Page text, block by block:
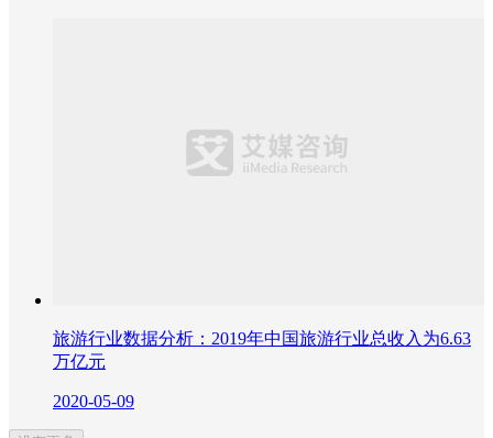
旅游行业数据分析：2019年中国旅游行业总收入为6.63
万亿元
2020-05-09